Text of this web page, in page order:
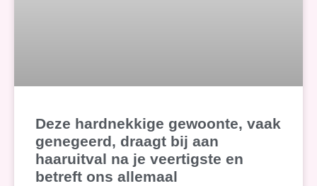
Deze hardnekkige gewoonte, vaak
genegeerd, draagt bij aan
haaruitval na je veertigste en
betreft ons allemaal